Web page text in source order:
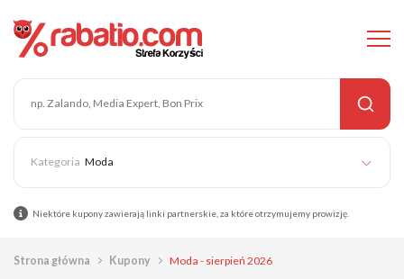
Moda
Niektóre kupony zawierają linki partnerskie, za które otrzymujemy prowizję.
Strona główna Kupony Moda - sierpień 2026